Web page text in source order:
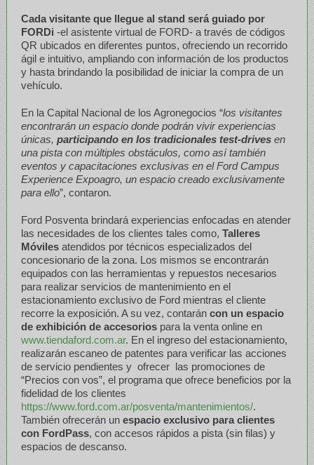
Cada visitante que llegue al stand será guiado por
FORDi -el asistente virtual de FORD- a través de códigos
QR ubicados en diferentes puntos, ofreciendo un recorrido
ágil e intuitivo, ampliando con información de los productos
y hasta brindando la posibilidad de iniciar la compra de un
vehículo.
En la Capital Nacional de los Agronegocios “los visitantes
encontrarán un espacio donde podrán vivir experiencias
únicas, participando en los tradicionales test-drivesen
una pista con múltiples obstáculos, como así también
eventos y capacitaciones exclusivas en el Ford Campus
Experience Expoagro, un espacio creado exclusivamente
para ello”, contaron.
Ford Posventa brindará experiencias enfocadas en atender
las necesidades de los clientes tales como, Talleres
Móvilesatendidos por técnicos especializados del
concesionario de la zona. Los mismos se encontrarán
equipados con las herramientas y repuestos necesarios
para realizar servicios de mantenimiento en el
estacionamiento exclusivo de Ford mientras el cliente
recorre la exposición. A su vez, contarán con un espacio
de exhibición de accesoriospara la venta online en
www.tiendaford.com.ar. En el ingreso del estacionamiento,
realizarán escaneo de patentes para verificar las acciones
de servicio pendientes y ofrecer las promociones de
“Precios con vos”, el programa que ofrece beneficios por la
fidelidad de los clientes
https://www.ford.com.ar/posventa/mantenimientos/.
También ofrecerán un espacio exclusivo para clientes
con FordPass, con accesos rápidos a pista (sin filas) y
espacios de descanso.